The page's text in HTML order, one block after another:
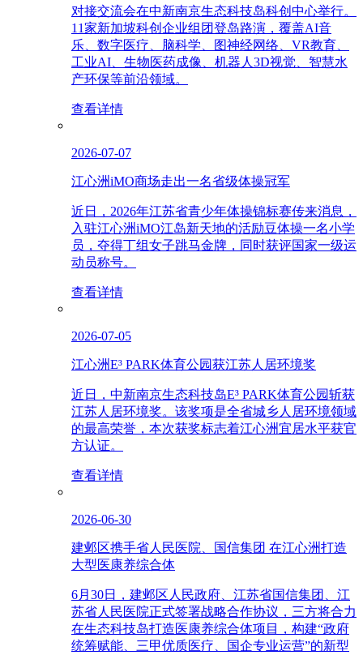
对接交流会在中新南京生态科技岛科创中心举行。
11家新加坡科创企业组团登岛路演，覆盖AI音
乐、数字医疗、脑科学、图神经网络、VR教育、
工业AI、生物医药成像、机器人3D视觉、智慧水
产环保等前沿领域。
查看详情
2026-07-07
江心洲iMO商场走出一名省级体操冠军
近日，2026年江苏省青少年体操锦标赛传来消息，
入驻江心洲iMO江岛新天地的活励豆体操一名小学
员，夺得丁组女子跳马金牌，同时获评国家一级运
动员称号。
查看详情
2026-07-05
江心洲E³ PARK体育公园获江苏人居环境奖
近日，中新南京生态科技岛E³ PARK体育公园斩获
江苏人居环境奖。该奖项是全省城乡人居环境领域
的最高荣誉，本次获奖标志着江心洲宜居水平获官
方认证。
查看详情
2026-06-30
建邺区携手省人民医院、国信集团 在江心洲打造
大型医康养综合体
6月30日，建邺区人民政府、江苏省国信集团、江
苏省人民医院正式签署战略合作协议，三方将合力
在生态科技岛打造医康养综合体项目，构建“政府
统筹赋能、三甲优质医疗、国企专业运营”的新型